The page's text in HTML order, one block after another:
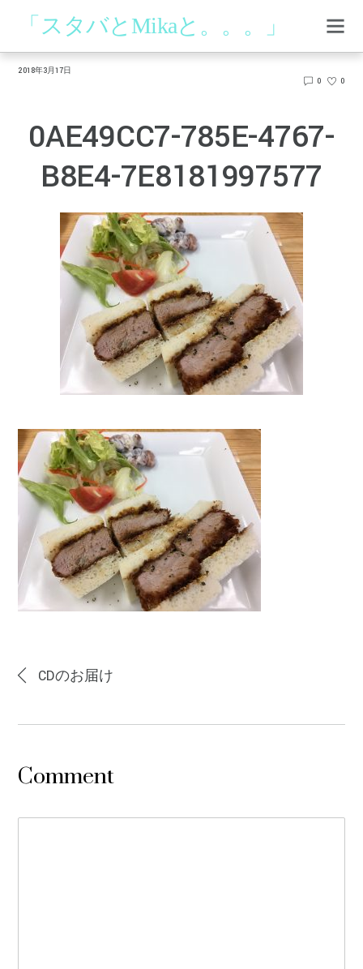
「スタバとMikaと。。。」
2018年3月17日
0
0
0AE49CC7-785E-4767-
B8E4-7E8181997577
CDのお届け
Comment